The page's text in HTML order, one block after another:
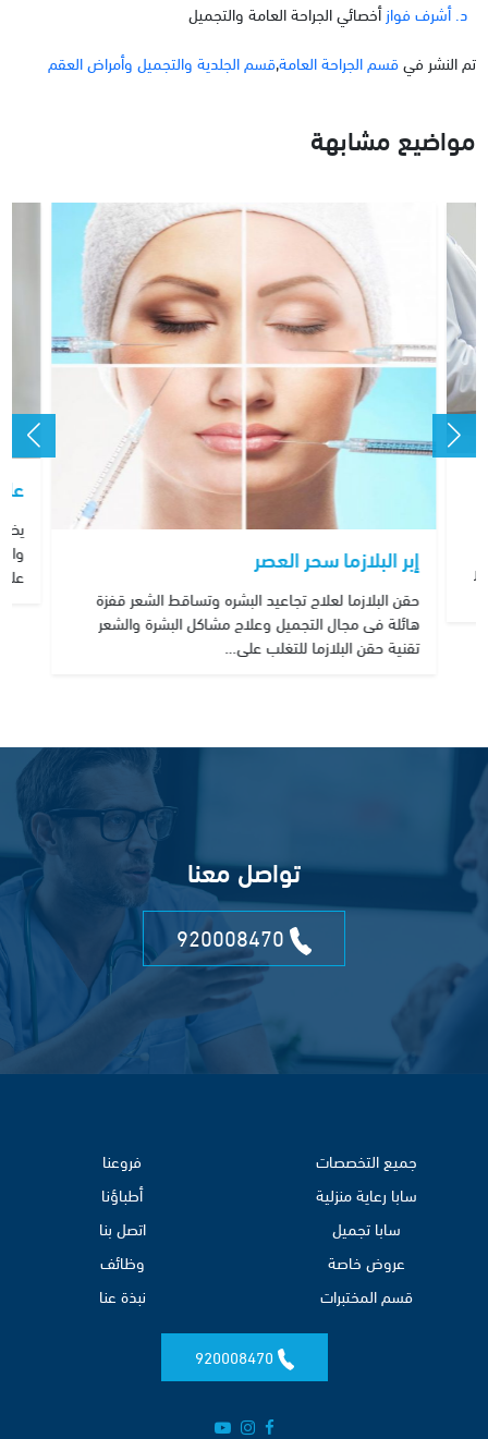
د. أشرف فوازأخصائي الجراحة العامة والتجميل
تم النشر فيقسم الجراحة العامة,قسم الجلدية والتجميل وأمراض العقم
مواضيع مشابهة
إبر البلازما سحر العصر
حقن البلازما لعلاج تجاعيد البشره وتساقط الشعر قفزة
هائلة فى مجال التجميل وعلاج مشاكل البشرة والشعر
تقنية حقن البلازما للتغلب على…
تواصل معنا
جميع التخصصات
سابا رعاية منزلية
سابا تجميل
عروض خاصة
قسم المختبرات
فروعنا
أطباؤنا
اتصل بنا
وظائف
نبذة عنا